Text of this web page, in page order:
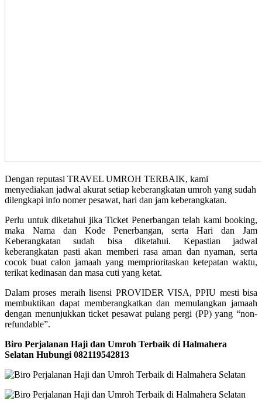
Dengan reputasi TRAVEL UMROH TERBAIK, kami
menyediakan jadwal akurat setiap keberangkatan umroh yang sudah
dilengkapi info nomer pesawat, hari dan jam keberangkatan.
Perlu untuk diketahui jika Ticket Penerbangan telah kami booking,
maka Nama dan Kode Penerbangan, serta Hari dan Jam
Keberangkatan sudah bisa diketahui. Kepastian jadwal
keberangkatan pasti akan memberi rasa aman dan nyaman, serta
cocok buat calon jamaah yang memprioritaskan ketepatan waktu,
terikat kedinasan dan masa cuti yang ketat.
Dalam proses meraih lisensi PROVIDER VISA, PPIU mesti bisa
membuktikan dapat memberangkatkan dan memulangkan jamaah
dengan menunjukkan ticket pesawat pulang pergi (PP) yang “non-
refundable”.
Biro Perjalanan Haji dan Umroh Terbaik di Halmahera
Selatan Hubungi 082119542813